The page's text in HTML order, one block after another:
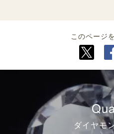
このページ
ダイヤモ